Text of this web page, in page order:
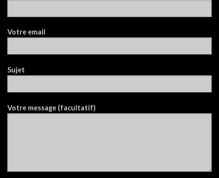
Votre email
Sujet
Votre message (facultatif)